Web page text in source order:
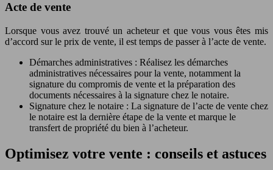
Acte de vente
Lorsque vous avez trouvé un acheteur et que vous vous êtes mis
d’accord sur le prix de vente, il est temps de passer à l’acte de vente.
Démarches administratives : Réalisez les démarches
administratives nécessaires pour la vente, notamment la
signature du compromis de vente et la préparation des
documents nécessaires à la signature chez le notaire.
Signature chez le notaire : La signature de l’acte de vente chez
le notaire est la dernière étape de la vente et marque le
transfert de propriété du bien à l’acheteur.
Optimisez votre vente : conseils et astuces